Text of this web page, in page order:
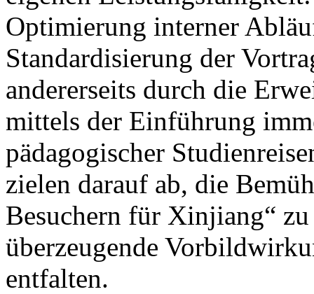
Optimierung interner
Standardisierung der
andererseits durch die
mittels der Einführung
pädagogischer
zielen darauf ab, die
Besuchern für Xinjiang“
überzeugende
entfalten.